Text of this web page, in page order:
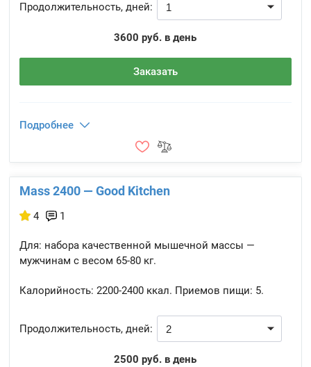
Продолжительность, дней:
3600 руб. в день
Заказать
Подробнее
Mass 2400 — Good Kitchen
4 1
Для: набора качественной мышечной массы —
мужчинам с весом 65-80 кг.
Калорийность: 2200-2400 ккал. Приемов пищи: 5.
Продолжительность, дней:
2500 руб. в день